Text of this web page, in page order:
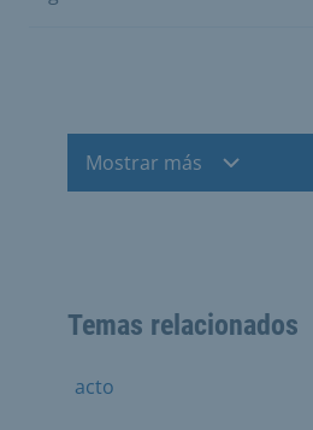
Mostrar más
Temas relacionados
acto